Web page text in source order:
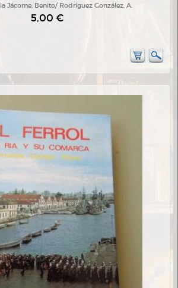
Jácome, Benito/ Rodríguez González, A.
5,00 €